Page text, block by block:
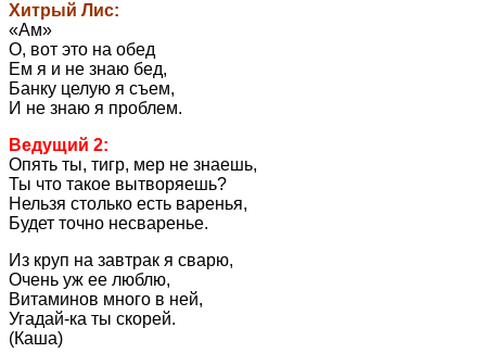
Хитрый Лис:
«Ам»
О, вот это на обед
Ем я и не знаю бед,
Банку целую я съем,
И не знаю я проблем.
Ведущий 2:
Опять ты, тигр, мер не знаешь,
Ты что такое вытворяешь?
Нельзя столько есть варенья,
Будет точно несваренье.
Из круп на завтрак я сварю,
Очень уж ее люблю,
Витаминов много в ней,
Угадай-ка ты скорей.
(Каша)